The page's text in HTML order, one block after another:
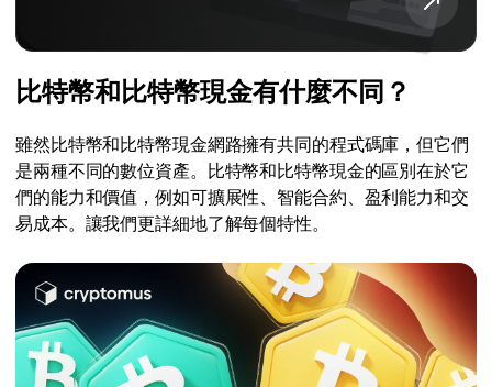
比特幣和比特幣現金有什麼不同？
雖然比特幣和比特幣現金網路擁有共同的程式碼庫，但它們
是兩種不同的數位資產。比特幣和比特幣現金的區別在於它
們的能力和價值，例如可擴展性、智能合約、盈利能力和交
易成本。讓我們更詳細地了解每個特性。